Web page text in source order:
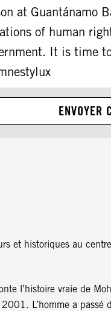
at Guantánamo
of human
It is time
ENVOYER
et historiques au
l’histoire vraie de
L’homme a passé